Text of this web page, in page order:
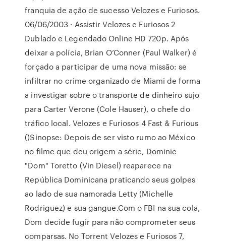
franquia de ação de sucesso Velozes e Furiosos.
06/06/2003 · Assistir Velozes e Furiosos 2
Dublado e Legendado Online HD 720p. Após
deixar a polícia, Brian O’Conner (Paul Walker) é
forçado a participar de uma nova missão: se
infiltrar no crime organizado de Miami de forma
a investigar sobre o transporte de dinheiro sujo
para Carter Verone (Cole Hauser), o chefe do
tráfico local. Velozes e Furiosos 4 Fast & Furious
()Sinopse: Depois de ser visto rumo ao México
no filme que deu origem a série, Dominic
"Dom" Toretto (Vin Diesel) reaparece na
República Dominicana praticando seus golpes
ao lado de sua namorada Letty (Michelle
Rodriguez) e sua gangue.Com o FBI na sua cola,
Dom decide fugir para não comprometer seus
comparsas. No Torrent Velozes e Furiosos 7,